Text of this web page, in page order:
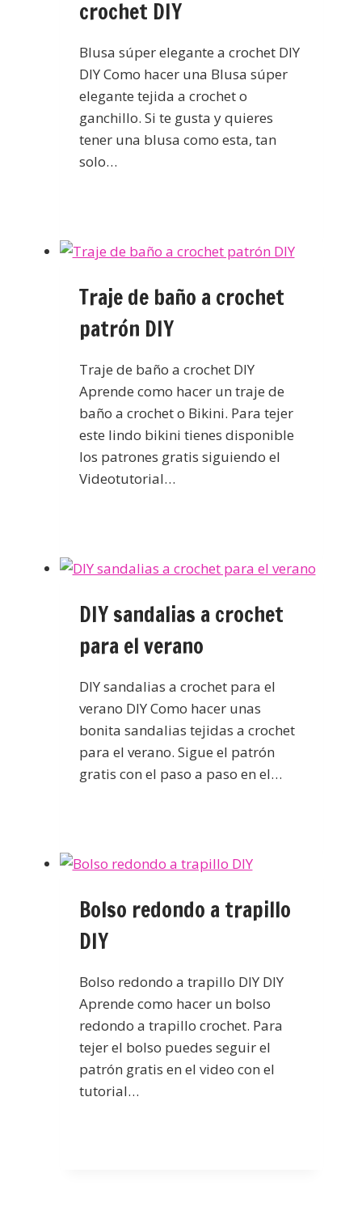
crochet DIY
Blusa súper elegante a crochet DIY
DIY Como hacer una Blusa súper
elegante tejida a crochet o
ganchillo. Si te gusta y quieres
tener una blusa como esta, tan
solo…
Traje de baño a crochet
patrón DIY
Traje de baño a crochet DIY
Aprende como hacer un traje de
baño a crochet o Bikini. Para tejer
este lindo bikini tienes disponible
los patrones gratis siguiendo el
Videotutorial…
DIY sandalias a crochet
para el verano
DIY sandalias a crochet para el
verano DIY Como hacer unas
bonita sandalias tejidas a crochet
para el verano. Sigue el patrón
gratis con el paso a paso en el…
Bolso redondo a trapillo
DIY
Bolso redondo a trapillo DIY DIY
Aprende como hacer un bolso
redondo a trapillo crochet. Para
tejer el bolso puedes seguir el
patrón gratis en el video con el
tutorial…